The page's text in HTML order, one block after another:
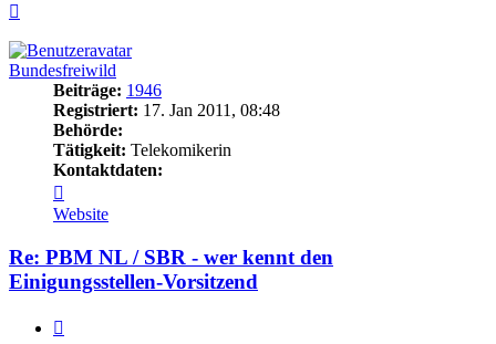
Bundesfreiwild
Beiträge: 1946
Registriert: 17. Jan 2011, 08:48
Behörde:
Tätigkeit: Telekomikerin
Kontaktdaten:
von
Bundesfreiwild
Website
Re: PBM NL / SBR - wer kennt den
Einigungsstellen-Vorsitzend